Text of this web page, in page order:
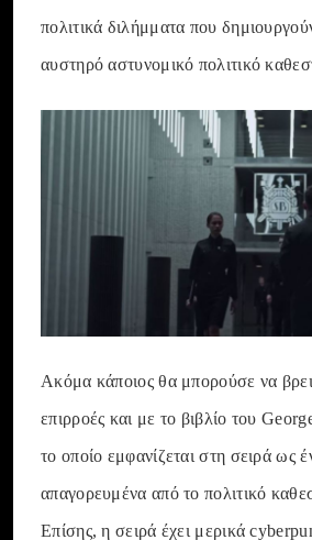
πολιτικά διλήμματα που
αυστηρό αστυνομικό πολιτικό
Ακόμα κάποιος θα μπορούσε να βρει
επιρροές και με το βιβλίο του
το οποίο εμφανίζεται στη σειρά ως
απαγορευμένα από το πολιτικό
Επίσης, η σειρά έχει μερικά